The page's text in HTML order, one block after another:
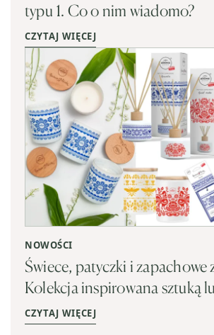
typu 1. Co o nim wiadomo?
CZYTAJ WIĘCEJ
NOWOŚCI
Świece, patyczki i zapachowe
Kolekcja inspirowana sztuką
CZYTAJ WIĘCEJ